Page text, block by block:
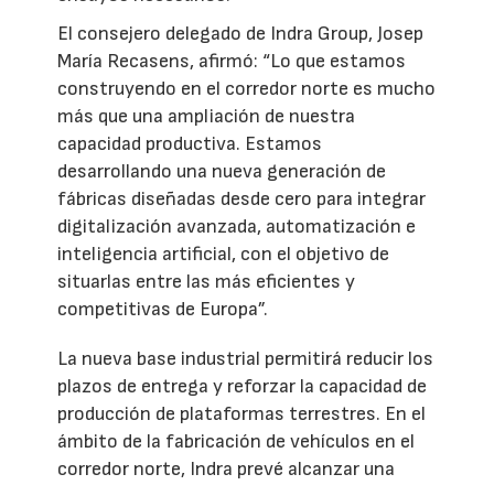
El consejero delegado de Indra Group, Josep
María Recasens, afirmó: “Lo que estamos
construyendo en el corredor norte es mucho
más que una ampliación de nuestra
capacidad productiva. Estamos
desarrollando una nueva generación de
fábricas diseñadas desde cero para integrar
digitalización avanzada, automatización e
inteligencia artificial, con el objetivo de
situarlas entre las más eficientes y
competitivas de Europa”.
La nueva base industrial permitirá reducir los
plazos de entrega y reforzar la capacidad de
producción de plataformas terrestres. En el
ámbito de la fabricación de vehículos en el
corredor norte, Indra prevé alcanzar una